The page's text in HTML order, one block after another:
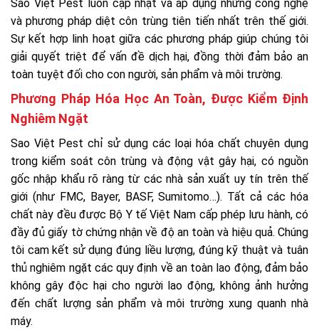
Sao Việt Pest luôn cập nhật và áp dụng những công nghệ
và phương pháp diệt côn trùng tiên tiến nhất trên thế giới.
Sự kết hợp linh hoạt giữa các phương pháp giúp chúng tôi
giải quyết triệt để vấn đề dịch hại, đồng thời đảm bảo an
toàn tuyệt đối cho con người, sản phẩm và môi trường.
Phương Pháp Hóa Học An Toàn, Được Kiểm Định
Nghiêm Ngặt
Sao Việt Pest chỉ sử dụng các loại hóa chất chuyên dụng
trong kiểm soát côn trùng và động vật gây hại, có nguồn
gốc nhập khẩu rõ ràng từ các nhà sản xuất uy tín trên thế
giới (như FMC, Bayer, BASF, Sumitomo…). Tất cả các hóa
chất này đều được Bộ Y tế Việt Nam cấp phép lưu hành, có
đầy đủ giấy tờ chứng nhận về độ an toàn và hiệu quả. Chúng
tôi cam kết sử dụng đúng liều lượng, đúng kỹ thuật và tuân
thủ nghiêm ngặt các quy định về an toàn lao động, đảm bảo
không gây độc hại cho người lao động, không ảnh hưởng
đến chất lượng sản phẩm và môi trường xung quanh nhà
máy.